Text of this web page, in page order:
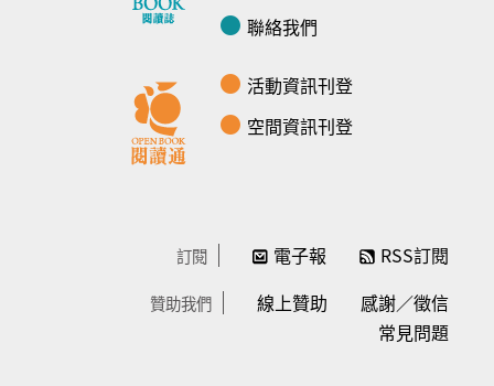
聯絡我們
活動資訊刊登
空間資訊刊登
訂閱 電子報 RSS訂閱
贊助我們 線上贊助
感謝／徵信
常見問題